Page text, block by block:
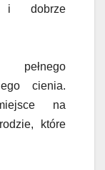
i dobrze
cienia.
na
które